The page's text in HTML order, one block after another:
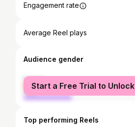
Engagement rate
Average Reel plays
Audience gender
female
male
Start a Free Trial to Unlock
Top performing Reels